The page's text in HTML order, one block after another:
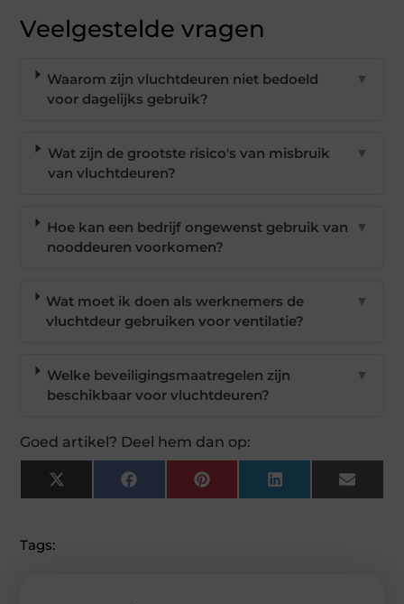
Veelgestelde vragen
Waarom zijn vluchtdeuren niet bedoeld
voor dagelijks gebruik?
▼
Wat zijn de grootste risico's van misbruik
van vluchtdeuren?
▼
Hoe kan een bedrijf ongewenst gebruik van
nooddeuren voorkomen?
▼
Wat moet ik doen als werknemers de
vluchtdeur gebruiken voor ventilatie?
▼
Welke beveiligingsmaatregelen zijn
beschikbaar voor vluchtdeuren?
▼
Goed artikel? Deel hem dan op:
X
(Twitter)
FacebookPinterest LinkedIn Email
Tags: